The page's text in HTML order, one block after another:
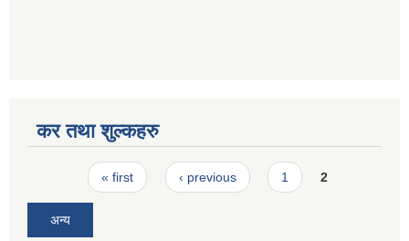
कर तथा शुल्कहरु
Pages« first ‹ previous 1 2
अन्य